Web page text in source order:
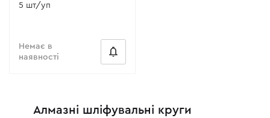
5 шт/уп
Немає в
наявності
Алмазні шліфувальні круги